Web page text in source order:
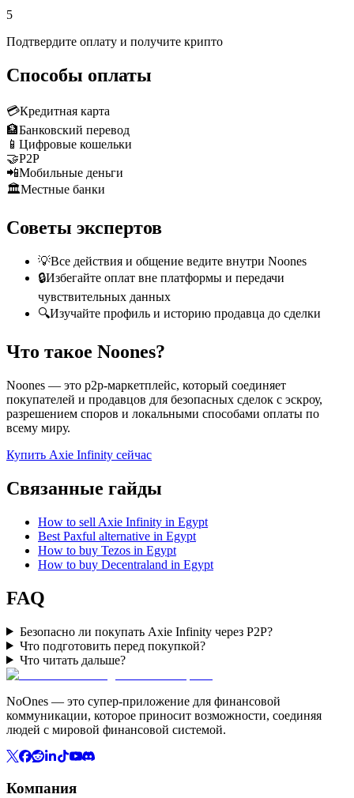
5
Подтвердите оплату и получите крипто
Способы оплаты
💳Кредитная карта
🏦Банковский перевод
📱 Цифровые кошельки
🤝P2P
📲Мобильные деньги
🏛️Местные банки
Советы экспертов
💡Все действия и общение ведите внутри Noones
🔒Избегайте оплат вне платформы и передачи
чувствительных данных
🔍Изучайте профиль и историю продавца до сделки
Что такое Noones?
Noones — это p2p-маркетплейс, который соединяет
покупателей и продавцов для безопасных сделок с эскроу,
разрешением споров и локальными способами оплаты по
всему миру.
Купить Axie Infinity сейчас
Связанные гайды
How to sell Axie Infinity in Egypt
Best Paxful alternative in Egypt
How to buy Tezos in Egypt
How to buy Decentraland in Egypt
FAQ
Безопасно ли покупать Axie Infinity через P2P?
Что подготовить перед покупкой?
Что читать дальше?
NoOnes — это супер-приложение для финансовой
коммуникации, которое приносит возможности, соединяя
людей с мировой финансовой системой.
Компания